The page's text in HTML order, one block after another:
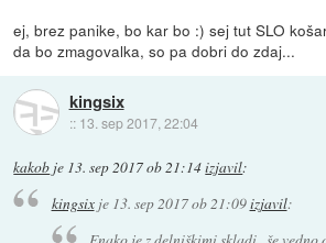
ej, brez panike, bo kar bo :) sej tut SLO
da bo zmagovalka, so pa dobri do zdaj...
kingsix
:: 13. sep 2017, 22:04
kakob je 13. sep 2017 ob 21:14izjavil:
kingsixje 13. sep 2017 ob 21:09izjavil: